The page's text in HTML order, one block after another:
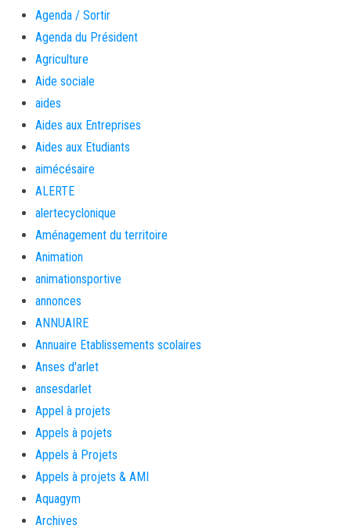
Agenda / Sortir
Agenda du Président
Agriculture
Aide sociale
aides
Aides aux Entreprises
Aides aux Etudiants
aimécésaire
ALERTE
alertecyclonique
Aménagement du territoire
Animation
animationsportive
annonces
ANNUAIRE
Annuaire Etablissements scolaires
Anses d'arlet
ansesdarlet
Appel à projets
Appels à pojets
Appels à Projets
Appels à projets & AMI
Aquagym
Archives